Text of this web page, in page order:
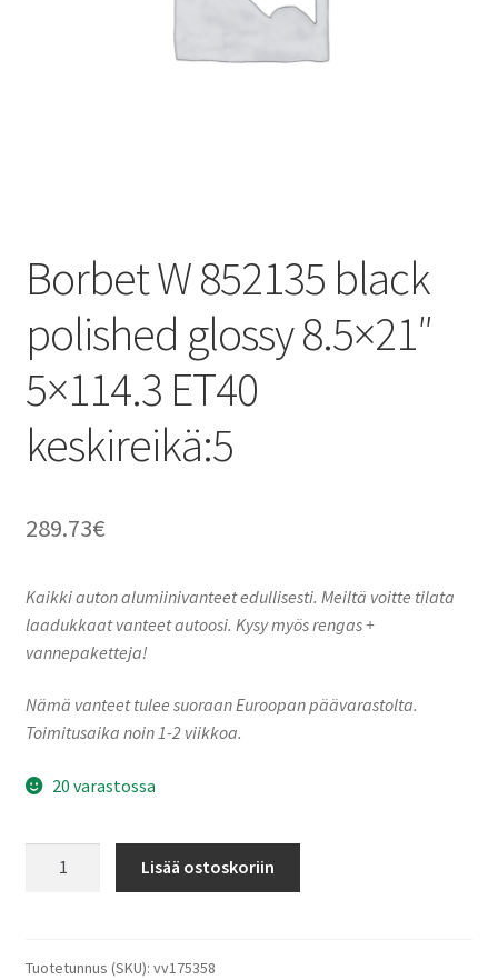
Borbet W 852135 black
polished glossy 8.5×21″
5×114.3 ET40
keskireikä:5
289.73€
Kaikki auton alumiinivanteet edullisesti. Meiltä voitte tilata
laadukkaat vanteet autoosi. Kysy myös rengas +
vannepaketteja!
Nämä vanteet tulee suoraan Euroopan päävarastolta.
Toimitusaika noin 1-2 viikkoa.
20 varastossa
polished
Lisää ostoskoriin
Tuotetunnus (SKU): vv175358